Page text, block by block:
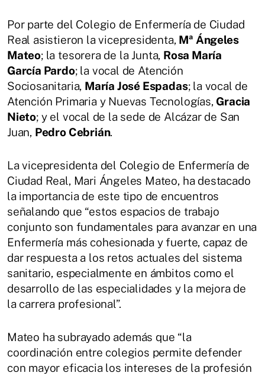
Por parte del Colegio de Enfermería de Ciudad
Real asistieron la vicepresidenta, Mª Ángeles
Mateo; la tesorera de la Junta, Rosa María
García Pardo; la vocal de Atención
Sociosanitaria, María José Espadas; la vocal de
Atención Primaria y Nuevas Tecnologías, Gracia
Nieto; y el vocal de la sede de Alcázar de San
Juan, Pedro Cebrián.
La vicepresidenta del Colegio de Enfermería de
Ciudad Real, Mari Ángeles Mateo, ha destacado
la importancia de este tipo de encuentros
señalando que “estos espacios de trabajo
conjunto son fundamentales para avanzar en una
Enfermería más cohesionada y fuerte, capaz de
dar respuesta a los retos actuales del sistema
sanitario, especialmente en ámbitos como el
desarrollo de las especialidades y la mejora de
la carrera profesional”.
Mateo ha subrayado además que “la
coordinación entre colegios permite defender
con mayor eficacia los intereses de la profesión